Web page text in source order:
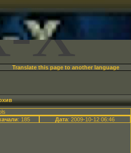
X
: 185 Дата: 2009-10-12 06:46